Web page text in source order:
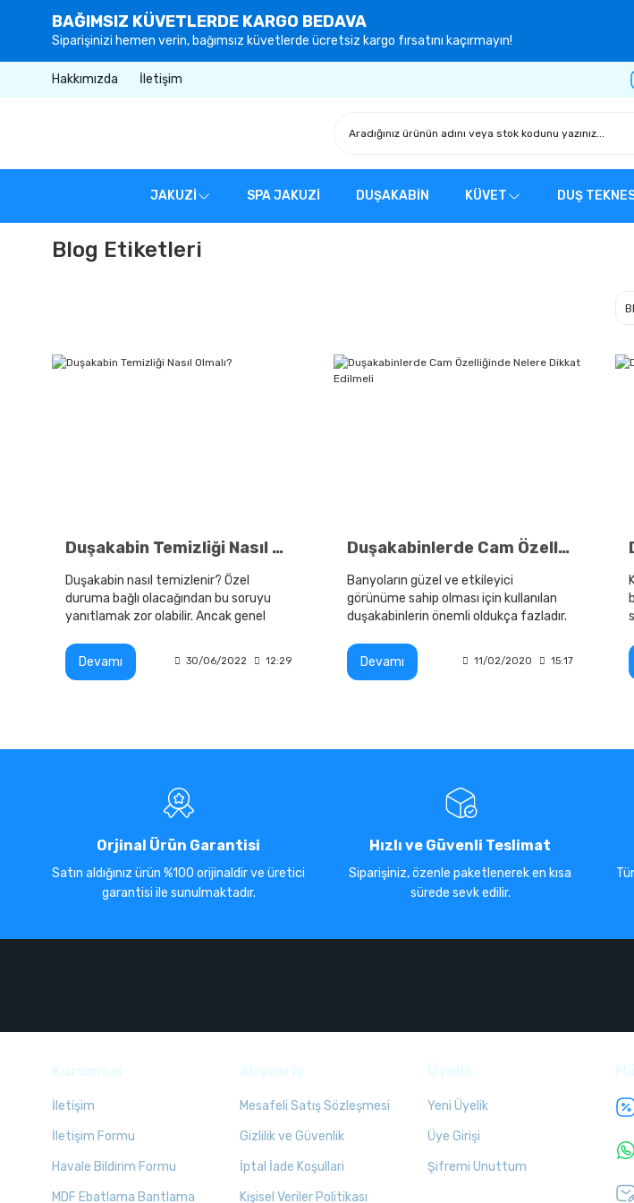
BAĞIMSIZ KÜVETLERDE KARGO BEDAVA
Siparişinizi hemen verin, bağımsız küvetlerde ücretsiz kargo fırsatını kaçırmayın!
Hakkımızda İletişim
JAKUZİ SPA JAKUZİ DUŞAKABİN KÜVET DUŞ
Blog Etiketleri
Duşakabin Temizliği Nasıl Olmalı?
Duşakabin nasıl temizlenir? Özel
duruma bağlı olacağından bu soruyu
yanıtlamak zor olabilir. Ancak genel
Devamı
30/06/2022 12:29
Duşakabinlerde Cam Özelliğinde Nelere Dikkat Edilmeli
Banyoların güzel ve etkileyici
görünüme sahip olması için kullanılan
duşakabinlerin önemli oldukça fazladır.
Devamı 11/02/2020 15:17
Orjinal Ürün Garantisi
Satın aldığınız ürün %100 orijinaldir ve üretici
garantisi ile sunulmaktadır.
Hızlı ve Güvenli Teslimat
Siparişiniz, özenle paketlenerek en kısa
sürede sevk edilir.
İletişim
İletişim Formu
Havale Bildirim Formu
MDF Ebatlama Bantlama
Mesafeli Satış Sözleşmesi
Gizlilik ve Güvenlik
İptal İade Koşullari
Kişisel Veriler Politikası
Yeni Üyelik
Üye Girişi
Şifremi Unuttum